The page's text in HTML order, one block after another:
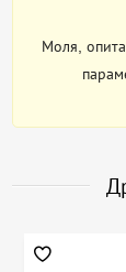
Моля,